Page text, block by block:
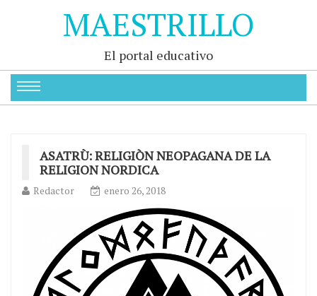
MAESTRILLO
El portal educativo
ASATRÙ: RELIGIÒN NEOPAGANA DE LA
RELIGION NORDICA
Redactor enero 26, 2018